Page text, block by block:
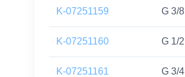
K-07251159 G 3/8
K-07251160 G 1/2
K-07251161 G 3/4